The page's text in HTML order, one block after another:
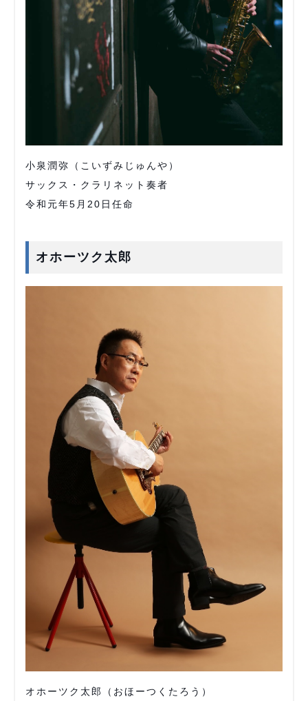
小泉潤弥（こいずみじゅんや）
サックス・クラリネット奏者
令和元年5月20日任命
オホーツク太郎
オホーツク太郎（おほーつくたろう）